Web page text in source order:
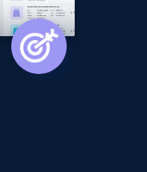
今すぐ始める
- Collects